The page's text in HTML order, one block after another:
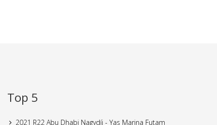
Top 5
2021 R22 Abu Dhabi Nagydíj - Yas Marina Futam